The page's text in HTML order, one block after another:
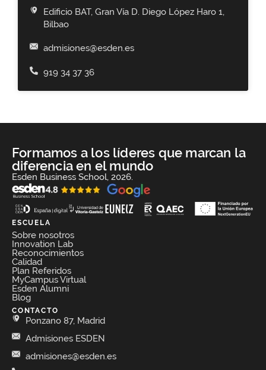
Edificio BAT, Gran Vía D. Diego López Haro 1,
Bilbao
admisiones@esden.es
919 34 37 36
Formamos a los líderes que marcan la
diferencia en el mundo
Esden Business School, 2026.
ESCUELA
Sobre nosotros
Innovation Lab
Reconocimientos
Calidad
Plan Referidos
MyCampus Virtual
Esden Alumni
Blog
CONTACTO
Ponzano 87, Madrid
Admisiones ESDEN
admisiones@esden.es